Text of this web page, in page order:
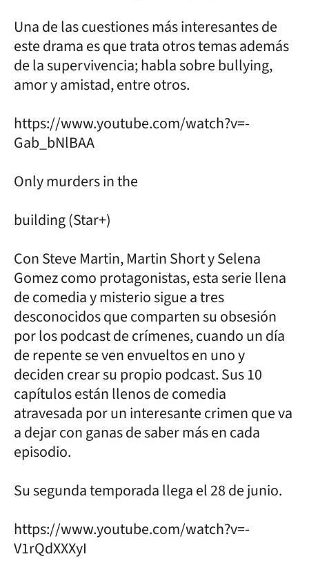
Una de las cuestiones más interesantes de
este drama es que trata otros temas además
de la supervivencia; habla sobre bullying,
amor y amistad, entre otros.
https://www.youtube.com/watch?v=-
Gab_bNlBAA
Only murders in the
building (Star+)
Con Steve Martin, Martin Short y Selena
Gomez como protagonistas, esta serie llena
de comedia y misterio sigue a tres
desconocidos que comparten su obsesión
por los podcast de crímenes, cuando un día
de repente se ven envueltos en uno y
deciden crear su propio podcast. Sus 10
capítulos están llenos de comedia
atravesada por un interesante crimen que va
a dejar con ganas de saber más en cada
episodio.
Su segunda temporada llega el 28 de junio.
https://www.youtube.com/watch?v=-
V1rQdXXXyI